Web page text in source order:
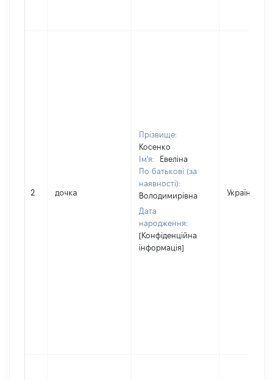
2 дочка
Прізвище:
Косенко
Ім'я:
Евеліна
По батькові (за
наявності):
Володимирівна
Дата
народження:
[Конфіденційна
інформація]
Україна